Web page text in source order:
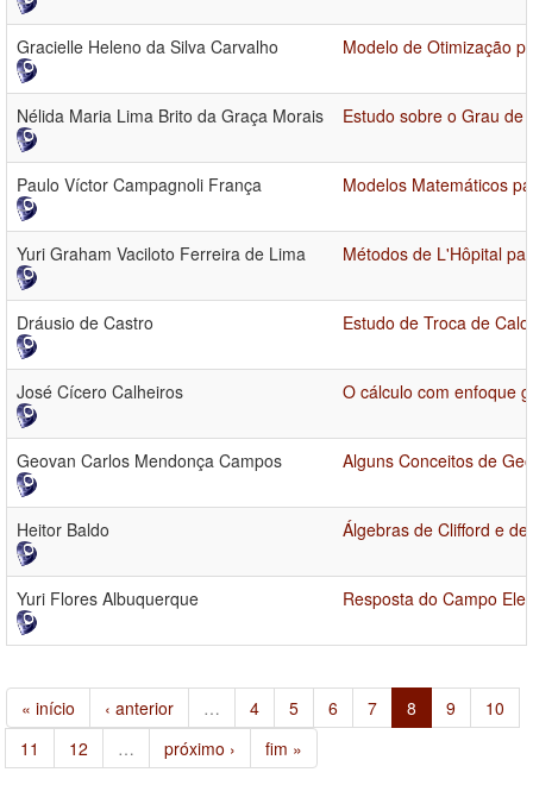
Gracielle Heleno da Silva Carvalho Modelo de Otimização
Nélida Maria Lima Brito da Graça Morais Estudo sobre o Grau de
Paulo Víctor Campagnoli França Modelos Matemáticos
Yuri Graham Vaciloto Ferreira de Lima Métodos de L'Hôpital
Dráusio de Castro Estudo de Troca de
José Cícero Calheiros O cálculo com enfoque
Geovan Carlos Mendonça Campos Alguns Conceitos de
Heitor Baldo Álgebras de Clifford e
Yuri Flores Albuquerque Resposta do Campo
« início ‹ anterior … 4 5 6 7 8 9
10
11
12 … próximo › fim »